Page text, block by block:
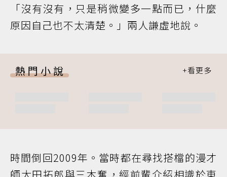
「沒有沒有，只是稍微變多一點而已，什麼
原因自己也不太清楚。」兩人謙虛地說。
熱門小說
時間倒回2009年。當時都在尋找搭檔的漫才
師太田拓郎與三木奮，經前輩介紹相識於東